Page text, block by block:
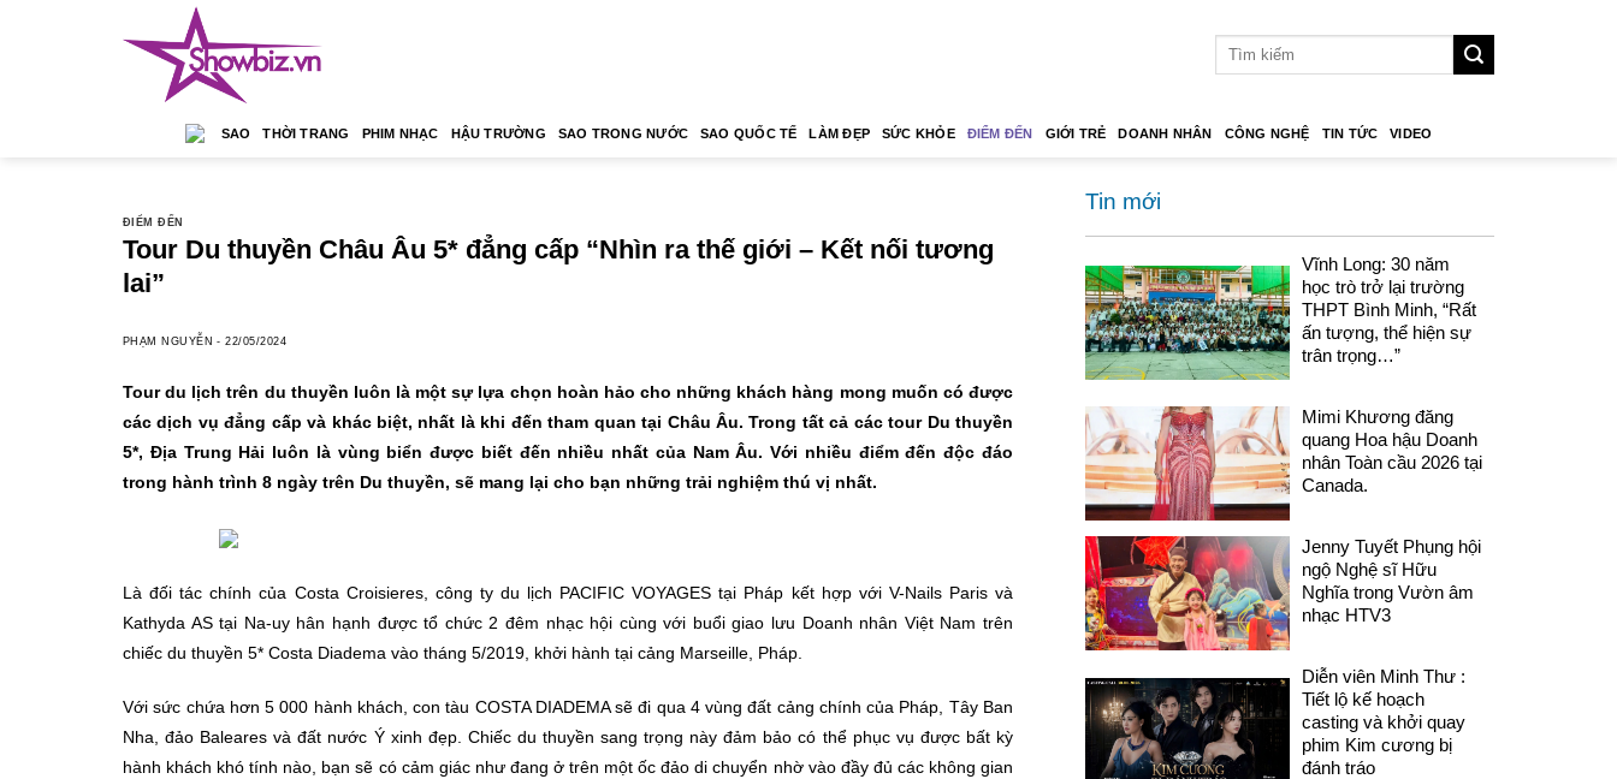
SAO THỜI TRANG PHIM NHẠC HẬU TRƯỜNG SAO TRONG NƯỚC SAO QUỐC TẾ LÀM ĐẸP SỨC KHỎE ĐIỂM ĐẾN GIỚI TRẺ DOANH NHÂN CÔNG NGHỆ TIN TỨC VIDEO
ĐIỂM ĐẾN
Tour Du thuyền Châu Âu 5* đẳng cấp “Nhìn ra thế giới – Kết nối tương
lai”
PHẠM NGUYỄN -22/05/2024
Tour du lịch trên du thuyền luôn là một sự lựa chọn hoàn hảo cho những khách hàng mong muốn có được
các dịch vụ đẳng cấp và khác biệt, nhất là khi đến tham quan tại Châu Âu. Trong tất cả các tour Du thuyền
5*, Địa Trung Hải luôn là vùng biển được biết đến nhiều nhất của Nam Âu. Với nhiều điểm đến độc đáo
trong hành trình 8 ngày trên Du thuyền, sẽ mang lại cho bạn những trải nghiệm thú vị nhất.
Là đối tác chính của Costa Croisieres, công ty du lịch PACIFIC VOYAGES tại Pháp kết hợp với V-Nails Paris và
Kathyda AS tại Na-uy hân hạnh được tổ chức 2 đêm nhạc hội cùng với buổi giao lưu Doanh nhân Việt Nam trên
chiếc du thuyền 5* Costa Diadema vào tháng 5/2019, khởi hành tại cảng Marseille, Pháp.
Với sức chứa hơn 5 000 hành khách, con tàu COSTA DIADEMA sẽ đi qua 4 vùng đất cảng chính của Pháp, Tây Ban
Nha, đảo Baleares và đất nước Ý xinh đẹp. Chiếc du thuyền sang trọng này đảm bảo có thể phục vụ được bất kỳ
hành khách khó tính nào, bạn sẽ có cảm giác như đang ở trên một ốc đảo di chuyển nhờ vào đầy đủ các không gian
Tin mới
Vĩnh Long: 30 năm
học trò trở lại trường
THPT Bình Minh, “Rất
ấn tượng, thể hiện sự
trân trọng…”
Mimi Khương đăng
quang Hoa hậu Doanh
nhân Toàn cầu 2026 tại
Canada.
Jenny Tuyết Phụng hội
ngộ Nghệ sĩ Hữu
Nghĩa trong Vườn âm
nhạc HTV3
Diễn viên Minh Thư :
Tiết lộ kế hoạch
casting và khởi quay
phim Kim cương bị
đánh tráo